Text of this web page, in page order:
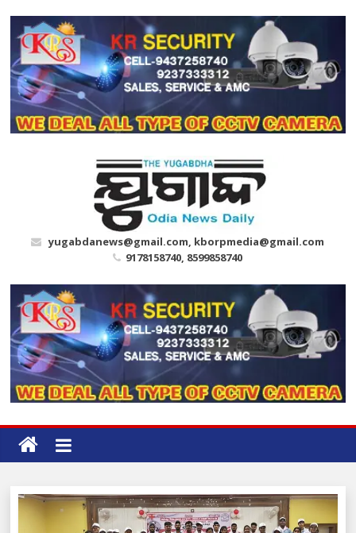
content
yugabdanews@gmail.com, kborpmedia@gmail.com
9178158740, 8599858740